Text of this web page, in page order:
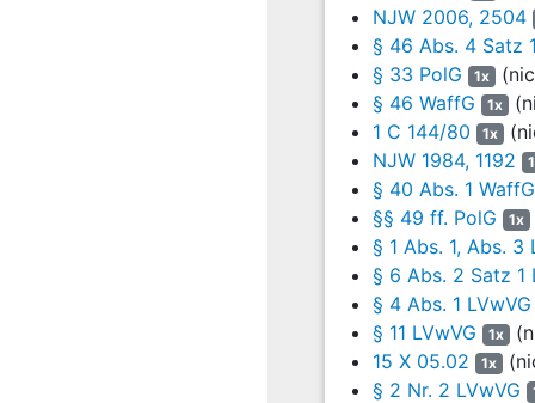
4
Die Verfügung
vollziehbar i.S.v.
Abs. 2 Satz 1 Nr.
auch Steindorf,
Waffenrecht
Vollziehbarkeit
grundsätzlich
Ruder/Schmitt,
die
Satz 2 WaffGist
Schutz des
275 ; VG
NJW 2006, 2504
§ 46 Abs. 4 Satz
§ 33 PolG
1x
§ 46 WaffG
1x
1 C 144/80
1x
NJW 1984, 1192
§ 40 Abs. 1 WaffG
§§ 49 ff. PolG
1x
§ 1 Abs. 1, Abs. 3
§ 6 Abs. 2 Satz 1
§ 4 Abs. 1 LVwVG
§ 11 LVwVG
1x
15 X 05.02
1x
§ 2 Nr. 2 LVwVG